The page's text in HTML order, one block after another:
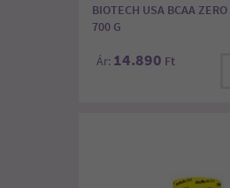
BIOTECH USA BCAA
700 G
Ár: 14.890 Ft